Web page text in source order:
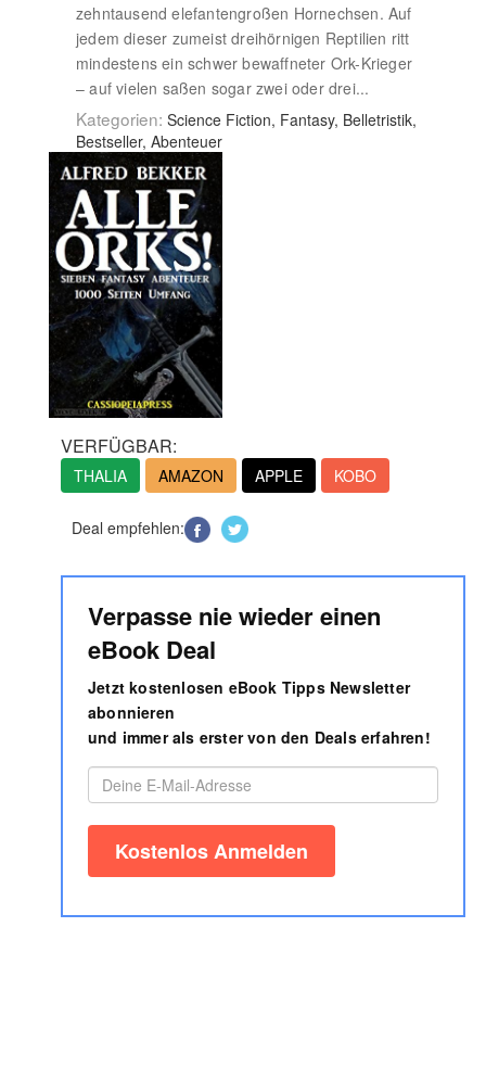
zehntausend elefantengroßen Hornechsen. Auf
jedem dieser zumeist dreihörnigen Reptilien ritt
mindestens ein schwer bewaffneter Ork-Krieger
– auf vielen saßen sogar zwei oder drei...
Kategorien: Science Fiction, Fantasy, Belletristik,
Bestseller, Abenteuer
VERFÜGBAR:
THALIA AMAZON APPLE KOBO
Deal empfehlen:
Verpasse nie wieder einen
eBook Deal
Jetzt kostenlosen eBook Tipps Newsletter
abonnieren
und immer als erster von den Deals erfahren!